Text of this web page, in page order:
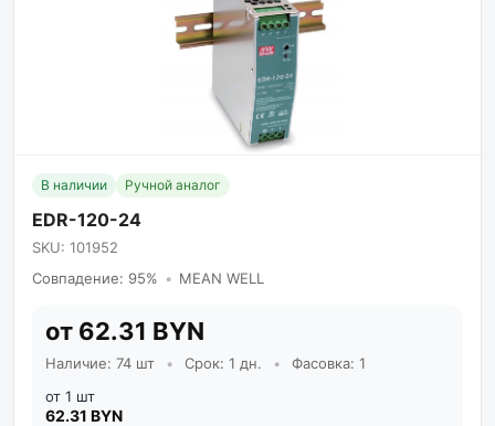
В наличии Ручной аналог
EDR-120-24
SKU: 101952
Совпадение: 95% • MEAN WELL
от 62.31 BYN
Наличие: 74 шт • Срок: 1 дн. •
Фасовка: 1
от 1 шт
62.31 BYN